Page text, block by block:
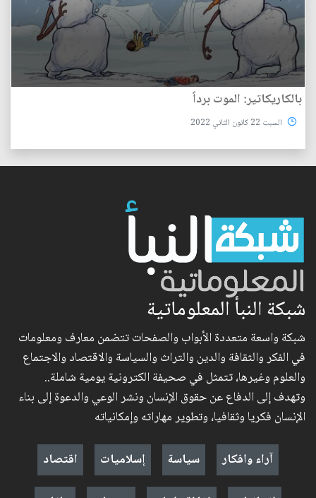
بالكاريكاتير: الموت برداً
السبت 22 كانون الثاني 2022
شبكة النبأ المعلوماتية
شبكة واسعة متعددة الأبواب والصفحات تتضمن معارف ومعلومات
في الفكر والثقافة والدين والتراث والسياسة والاقتصاد والاجتماع
والعلوم وغيرها، تتمثل في صحيفة الكترونية يومية شاملة..
وتهدف إلى الدفاع عن حقوق الإنسان ونشر الوعي والدعوة إلى بناء
الإنسان فكريا وثقافيا، وتطوير مهاراته وإمكانياته
آراء وافكار
سياسة إسلاميات
اقتصاد